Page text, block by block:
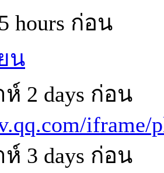
hours ก่อน
น
2 days ก่อน
iframe/
3 days ก่อน